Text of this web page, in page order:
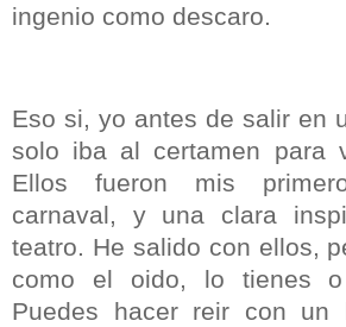
ingenio como descaro.
Eso si, yo antes de salir en
solo iba al certamen para
Ellos fueron mis
carnaval, y una clara
teatro. He salido con ellos,
como el oido, lo tienes
Puedes hacer reir con un